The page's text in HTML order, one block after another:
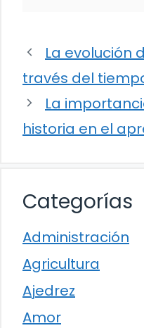
La evolución
través del
La
historia en el
Categorías
Administración
Agricultura
Ajedrez
Amor